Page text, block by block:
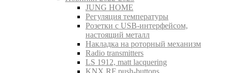
JUNG HOME
Регуляция температуры
Розетки с USB-интерфейсом,
настоящий металл
Накладка на роторный механизм
Radio transmitters
LS 1912, matt lacquering
KNX RF push-buttons